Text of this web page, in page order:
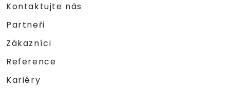
Kontaktujte nás
Partneři
Zákazníci
Reference
Kariéry